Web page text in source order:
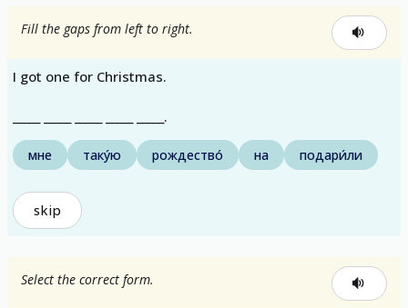
Fill the gaps from left to right.
I got one for Christmas.
_____ _____ _____ _____ _____.
мне таку́ю рождество́ на подари́ли
skip
Select the correct form.